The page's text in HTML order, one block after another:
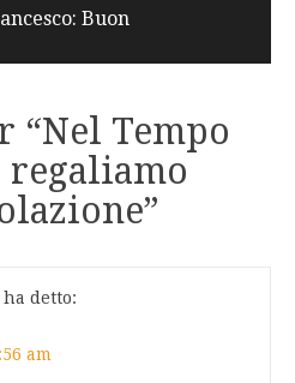
Buon
“Nel Tempo
regaliamo
”
ha detto:
am